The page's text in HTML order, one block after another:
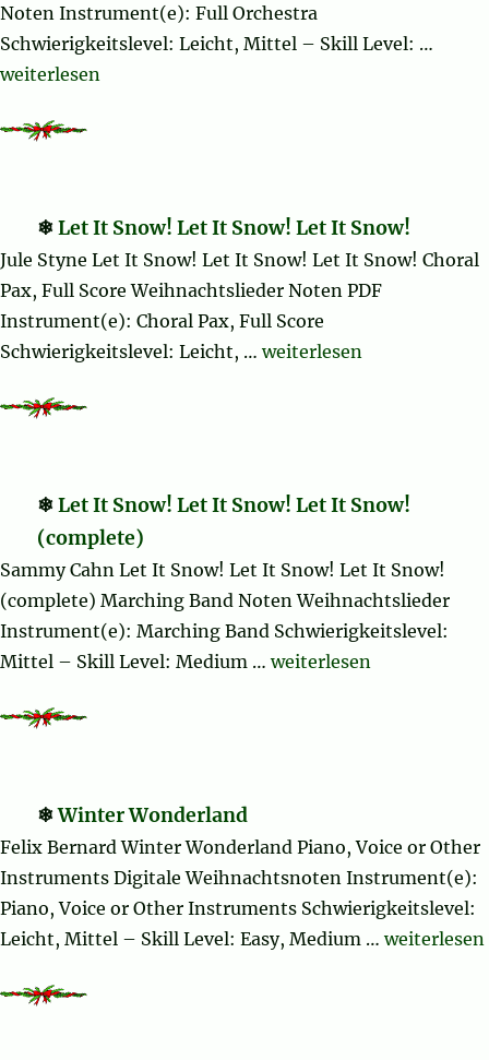
Noten Instrument(e): Full Orchestra
Schwierigkeitslevel: Leicht, Mittel – Skill Level: …
„Have Yourself a Merry Little Christmas (complete)“
weiterlesen
Let It Snow! Let It Snow! Let It Snow!
Jule Styne Let It Snow! Let It Snow! Let It Snow! Choral
Pax, Full Score Weihnachtslieder Noten PDF
Instrument(e): Choral Pax, Full Score
Schwierigkeitslevel: Leicht, …„Let It Snow! Let It
weiterlesen
Let It Snow! Let It Snow! Let It Snow!
(complete)
Sammy Cahn Let It Snow! Let It Snow! Let It Snow!
(complete) Marching Band Noten Weihnachtslieder
Instrument(e): Marching Band Schwierigkeitslevel:
Mittel – Skill Level: Medium …„Let It Snow! Let It
weiterlesen
Winter Wonderland
Felix Bernard Winter Wonderland Piano, Voice or Other
Instruments Digitale Weihnachtsnoten Instrument(e):
Piano, Voice or Other Instruments Schwierigkeitslevel:
Leicht, Mittel – Skill Level: Easy, Medium …„Winter
weiterlesen